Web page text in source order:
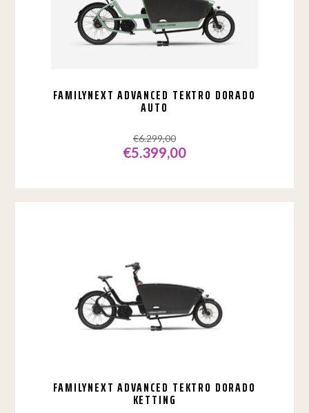
FAMILYNEXT ADVANCED TEKTRO DORADO
AUTO
€6.299,00
Oorspronkelijke
prijs
€6.299,00.
€5.399,00
Huidige
prijs
€5.399,00.
FAMILYNEXT ADVANCED TEKTRO DORADO
KETTING